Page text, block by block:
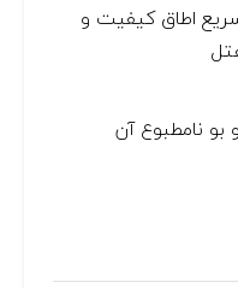
اطاق کیفیت و
نامطبوع آن